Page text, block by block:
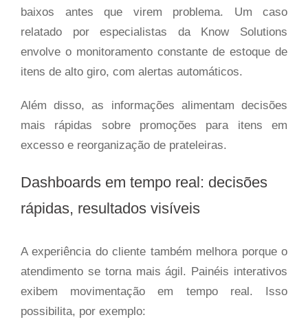
baixos antes que virem problema. Um caso
relatado por especialistas da Know Solutions
envolve o monitoramento constante de estoque de
itens de alto giro, com alertas automáticos.
Além disso, as informações alimentam decisões
mais rápidas sobre promoções para itens em
excesso e reorganização de prateleiras.
Dashboards em tempo real: decisões
rápidas, resultados visíveis
A experiência do cliente também melhora porque o
atendimento se torna mais ágil. Painéis interativos
exibem movimentação em tempo real. Isso
possibilita, por exemplo: